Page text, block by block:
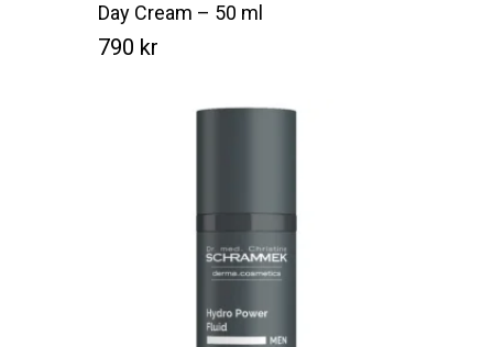
Day Cream – 50 ml
790 kr